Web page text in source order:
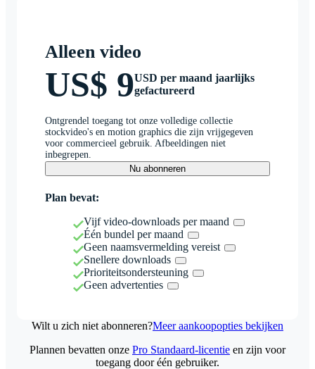
Alleen video
US$ 9USD per maand jaarlijks
gefactureerd
Ontgrendel toegang tot onze volledige collectie
stockvideo's en motion graphics die zijn vrijgegeven
voor commercieel gebruik. Afbeeldingen niet
inbegrepen.
Nu abonneren
Plan bevat:
Vijf video-downloads per maand
Één bundel per maand
Geen naamsvermelding vereist
Snellere downloads
Prioriteitsondersteuning
Geen advertenties
Wilt u zich niet abonneren?Meer aankoopopties bekijken
Plannen bevatten onze Pro Standaard-licentie en zijn voor
toegang door één gebruiker.